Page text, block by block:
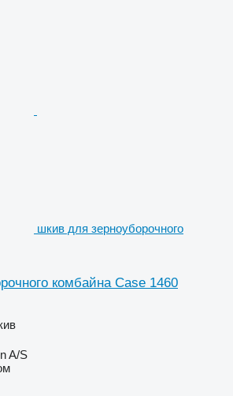
шкив для зерноуборочного
комбайна Case 1460
A/S